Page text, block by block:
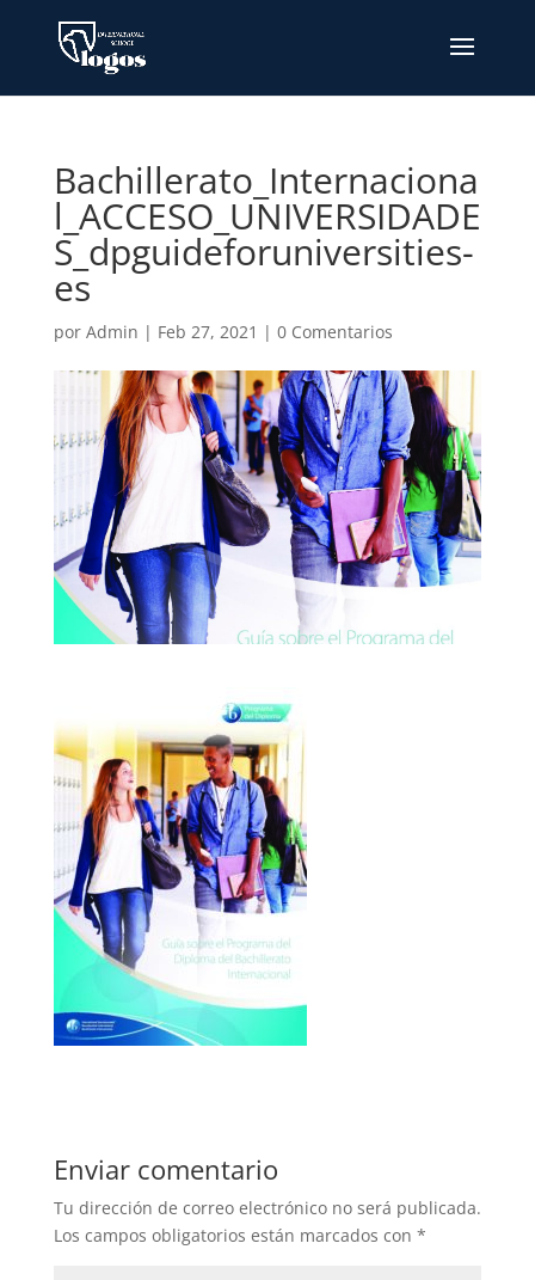
Bachillerato_Internaciona
l_ACCESO_UNIVERSIDADE
S_dpguideforuniversities-
es
por Admin | Feb 27, 2021 | 0 Comentarios
Enviar comentario
Tu dirección de correo electrónico no será publicada.
Los campos obligatorios están marcados con *